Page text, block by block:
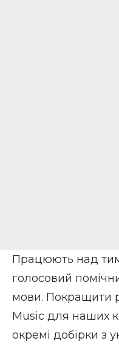
Працюють над
голосовий
мови. Покращити
Music для наших
окремі добірки з